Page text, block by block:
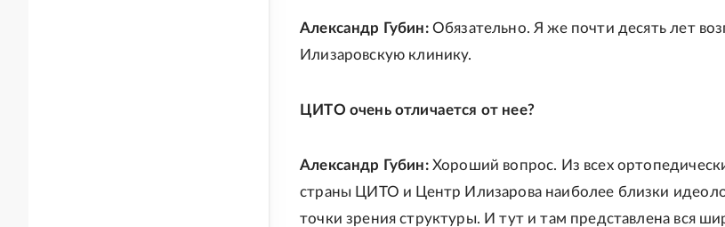
Александр Губин: Обязательно. Я же почти десять лет
Илизаровскую клинику.
ЦИТО очень отличается от нее?
Александр Губин: Хороший вопрос. Из всех
страны ЦИТО и Центр Илизарова наиболее близки
точки зрения структуры. И тут и там представлена вся